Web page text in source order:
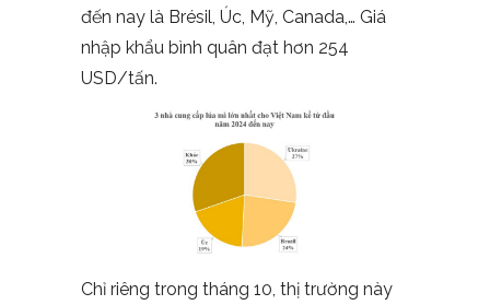
đến nay là Brésil, Úc, Mỹ, Canada,… Giá
nhập khẩu bình quân đạt hơn 254
USD/tấn.
Chỉ riêng trong tháng 10, thị trường này